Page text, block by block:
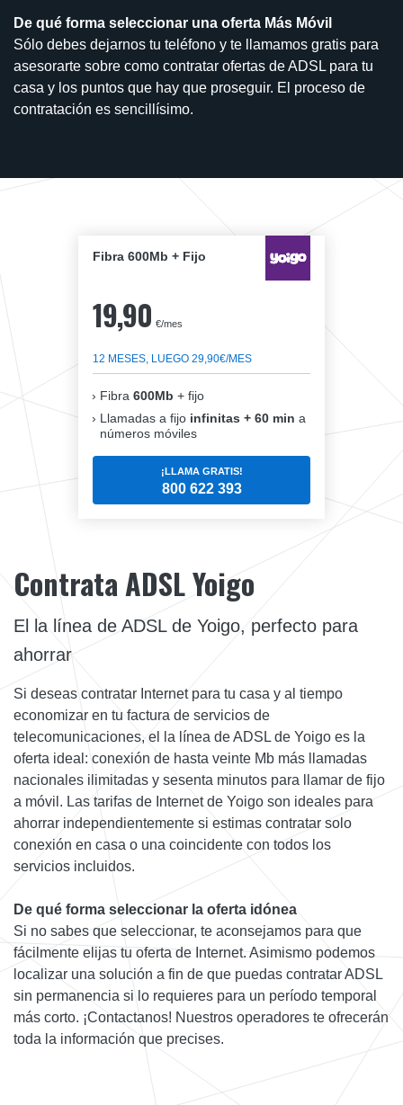
De qué forma seleccionar una oferta Más Móvil
Sólo debes dejarnos tu teléfono y te llamamos gratis para
asesorarte sobre como contratar ofertas de ADSL para tu
casa y los puntos que hay que proseguir. El proceso de
contratación es sencillísimo.
Fibra 600Mb + Fijo
19,90 €/mes
12 MESES, LUEGO 29,90€/MES
Fibra 600Mb + fijo
Llamadas a fijo infinitas + 60 min a
números móviles
¡LLAMA GRATIS!
800 622 393
Contrata ADSL Yoigo
El la línea de ADSL de Yoigo, perfecto para
ahorrar
Si deseas contratar Internet para tu casa y al tiempo
economizar en tu factura de servicios de
telecomunicaciones, el la línea de ADSL de Yoigo es la
oferta ideal: conexión de hasta veinte Mb más llamadas
nacionales ilimitadas y sesenta minutos para llamar de fijo
a móvil. Las tarifas de Internet de Yoigo son ideales para
ahorrar independientemente si estimas contratar solo
conexión en casa o una coincidente con todos los
servicios incluidos.
De qué forma seleccionar la oferta idónea
Si no sabes que seleccionar, te aconsejamos para que
fácilmente elijas tu oferta de Internet. Asimismo podemos
localizar una solución a fin de que puedas contratar ADSL
sin permanencia si lo requieres para un período temporal
más corto. ¡Contactanos! Nuestros operadores te ofrecerán
toda la información que precises.